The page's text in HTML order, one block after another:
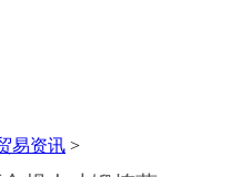
易资讯 >